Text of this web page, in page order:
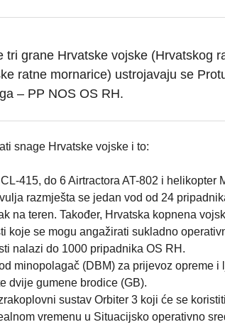
grane Hrvatske vojske (Hrvatskog
ratne mornarice) ustrojavaju se
– PP NOS OS RH.
snage Hrvatske vojske i to:
415, do 6 Airtractora AT-802 i helikopter
razmješta se jedan vod od 24
na teren. Također, Hrvatska kopnena
koje se mogu angažirati sukladno
nalazi do 1000 pripadnika OS RH.
minopolagač (DBM) za prijevoz opreme i
dvije gumene brodice (GB).
sustav Orbiter 3 koji će se
vremenu u Situacijsko operativno